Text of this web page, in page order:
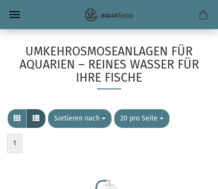
UMKEHROSMOSEANLAGEN FÜR
AQUARIEN – REINES WASSER FÜR
IHRE FISCHE
Sortieren nach
Sortieren nach 20 pro Seite
pro Seite
1